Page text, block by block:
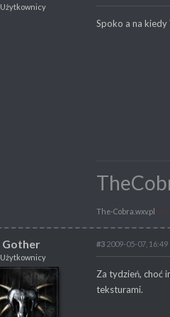
Użytkownicy
Spoko a na kiedy
The-Cobra.wxv.pl
Gother
Gother
Użytkownicy
Nieskromny Mistrz Gothica
Użytkownicy
#3 2009-05-07, 16:49
Za tydzień, choć
teksturami.